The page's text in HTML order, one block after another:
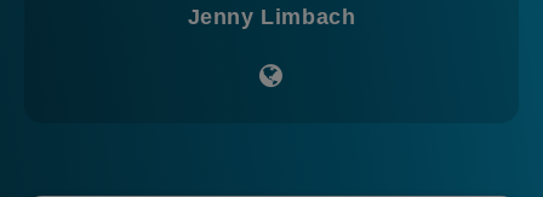
Jenny Limbach